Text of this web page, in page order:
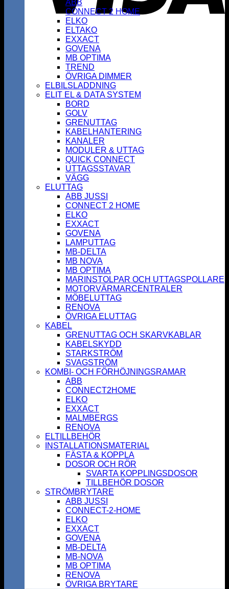
ABB
CONNECT 2 HOME
ELKO
ELTAKO
EXXACT
GOVENA
MB OPTIMA
TREND
ÖVRIGA DIMMER
ELBILSLADDNING
ELIT EL & DATA SYSTEM
BORD
GOLV
GRENUTTAG
KABELHANTERING
KANALER
MODULER & UTTAG
QUICK CONNECT
UTTAGSSTAVAR
VÄGG
ELUTTAG
ABB JUSSI
CONNECT 2 HOME
ELKO
EXXACT
GOVENA
LAMPUTTAG
MB-DELTA
MB NOVA
MB OPTIMA
MARINSTOLPAR OCH UTTAGSPOLLARE
MOTORVÄRMARCENTRALER
MÖBELUTTAG
RENOVA
ÖVRIGA ELUTTAG
KABEL
GRENUTTAG OCH SKARVKABLAR
KABELSKYDD
STARKSTRÖM
SVAGSTRÖM
KOMBI- OCH FÖRHÖJNINGSRAMAR
ABB
CONNECT2HOME
ELKO
EXXACT
MALMBERGS
RENOVA
ELTILLBEHÖR
INSTALLATIONSMATERIAL
FÄSTA & KOPPLA
DOSOR OCH RÖR
SVARTA KOPPLINGSDOSOR
TILLBEHÖR DOSOR
STRÖMBRYTARE
ABB JUSSI
CONNECT-2-HOME
ELKO
EXXACT
GOVENA
MB-DELTA
MB-NOVA
MB OPTIMA
RENOVA
ÖVRIGA BRYTARE